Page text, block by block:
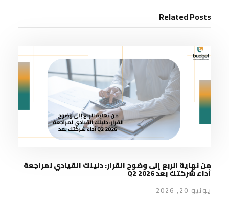
Related Posts
من نهاية الربع إلى وضوح القرار: دليلك القيادي لمراجعة
أداء شركتك بعد Q2 2026
يونيو 20, 2026